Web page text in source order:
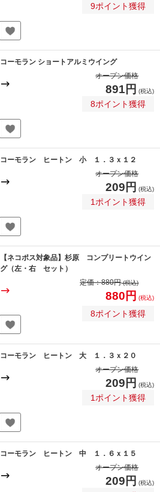
9ポイント獲得
コーモラン ショートアルミウイング
オープン価格
891円 (税込)
8ポイント獲得
コーモラン ヒートン 小 １．３ｘ１２
オープン価格
209円 (税込)
1ポイント獲得
【ネコポス対象品】杉原 コンプリートウイン
グ（左・右 セット）
定価：880円(税込)
880円 (税込)
8ポイント獲得
コーモラン ヒートン 大 １．３ｘ２０
オープン価格
209円 (税込)
1ポイント獲得
コーモラン ヒートン 中 １．６ｘ１５
オープン価格
209円 (税込)